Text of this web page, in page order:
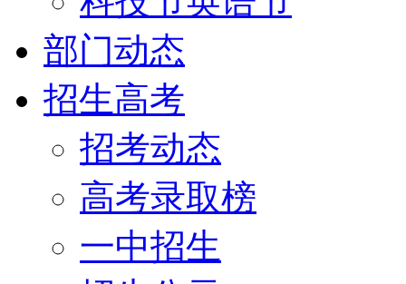
部门动态
招生高考
招考动态
高考录取榜
一中招生